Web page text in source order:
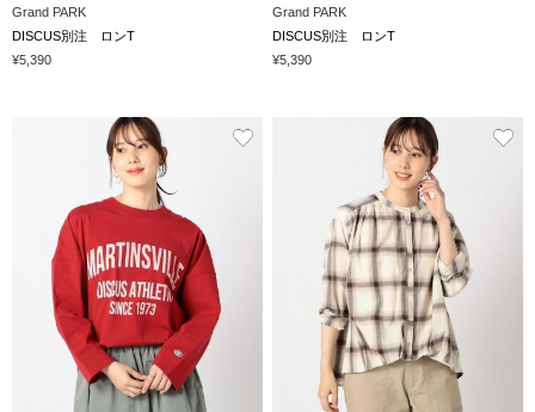
Grand PARK
DISCUS別注 ロンT
¥5,390
Grand PARK
DISCUS別注 ロンT
¥5,390